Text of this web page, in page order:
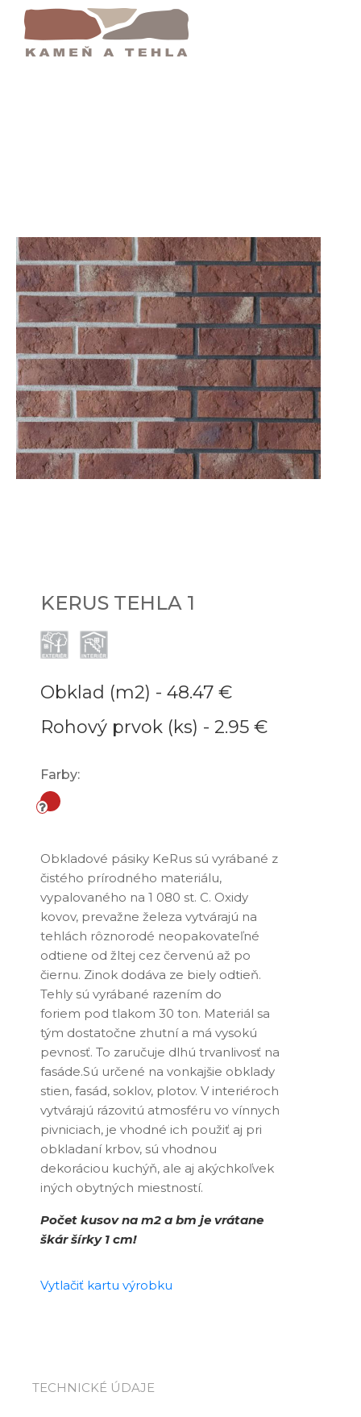
Tehlový Obklad | Pálená Tehla |
KERUS TEHLA 1
Obklad (m2) - 48.47 €
Rohový prvok (ks) - 2.95 €
Farby:
Obkladové pásiky KeRus sú vyrábané z
čistého prírodného materiálu,
vypalovaného na 1 080 st. C. Oxidy
kovov, prevažne železa vytvárajú na
tehlách rôznorodé neopakovateľné
odtiene od žltej cez červenú až po
čiernu. Zinok dodáva ze biely odtieň.
Tehly sú vyrábané razením do
foriem pod tlakom 30 ton. Materiál sa
tým dostatočne zhutní a má vysokú
pevnosť. To zaručuje dlhú trvanlivosť na
fasáde.Sú určené na vonkajšie obklady
stien, fasád, soklov, plotov. V interiéroch
vytvárajú rázovitú atmosféru vo vínnych
pivniciach, je vhodné ich použiť aj pri
obkladaní krbov, sú vhodnou
dekoráciou kuchýň, ale aj akýchkoľvek
iných obytných miestností.
Počet kusov na m2 a bm je vrátane
škár šírky 1 cm!
Vytlačiť kartu výrobku
TECHNICKÉ ÚDAJE